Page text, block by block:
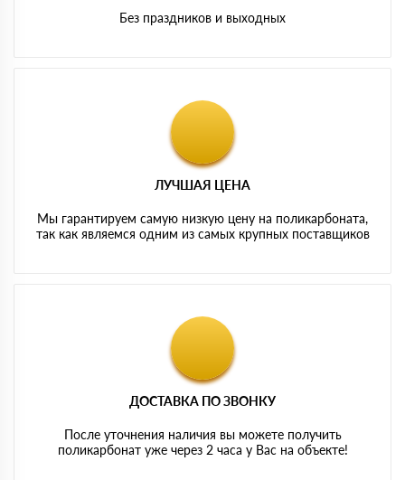
Без праздников и выходных
ЛУЧШАЯ ЦЕНА
Мы гарантируем самую низкую цену на поликарбоната,
так как являемся одним из самых крупных поставщиков
ДОСТАВКА ПО ЗВОНКУ
После уточнения наличия вы можете получить
поликарбонат уже через 2 часа у Вас на объекте!